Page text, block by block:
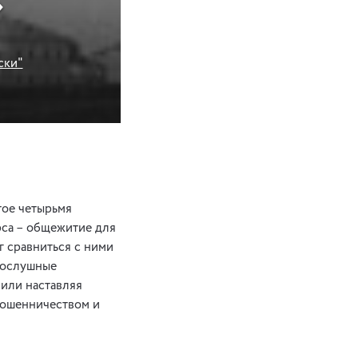
четырьмя
– общежитие для
сравниться с ними
наставляя
и